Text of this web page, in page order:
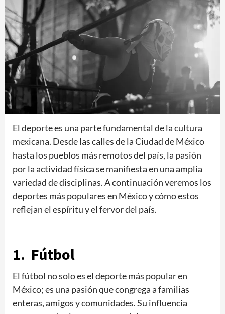
El deporte es una parte fundamental de la cultura
mexicana. Desde las calles de la Ciudad de México
hasta los pueblos más remotos del país, la pasión
por la actividad física se manifiesta en una amplia
variedad de disciplinas. A continuación veremos los
deportes más populares en México y cómo estos
reflejan el espíritu y el fervor del país.
1. Fútbol
El fútbol no solo es el deporte más popular en
México; es una pasión que congrega a familias
enteras, amigos y comunidades. Su influencia